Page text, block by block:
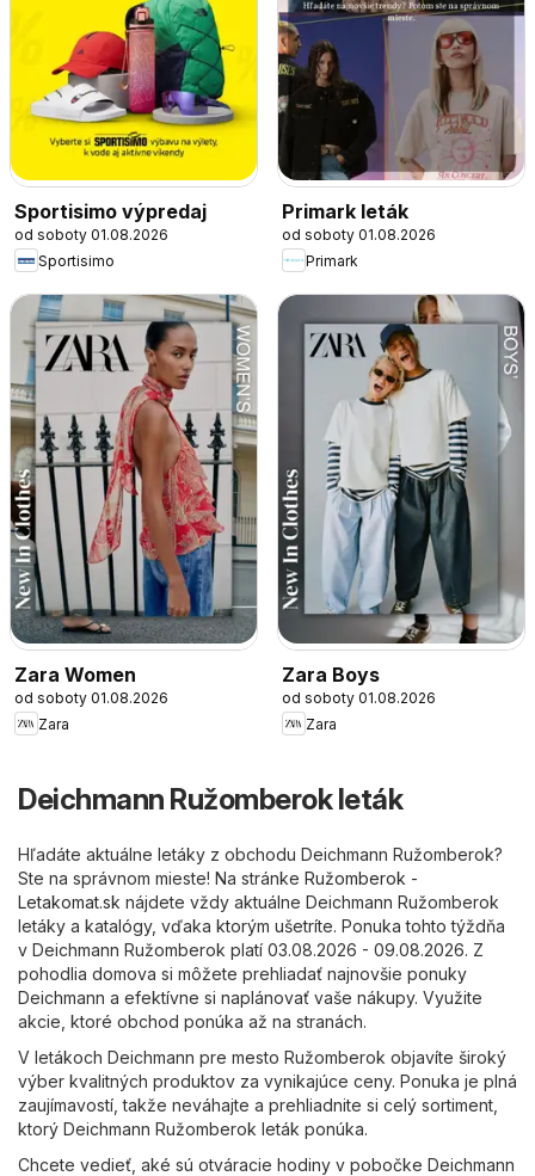
Sportisimo výpredaj
od soboty 01.08.2026
Sportisimo
Primark leták
od soboty 01.08.2026
Primark
Zara Women
od soboty 01.08.2026
Zara
Zara Boys
od soboty 01.08.2026
Zara
Deichmann Ružomberok leták
Hľadáte aktuálne letáky z obchodu Deichmann Ružomberok?
Ste na správnom mieste! Na stránke Ružomberok -
Letakomat.sk nájdete vždy aktuálne Deichmann Ružomberok
letáky a katalógy, vďaka ktorým ušetríte. Ponuka tohto týždňa
v Deichmann Ružomberok platí 03.08.2026 - 09.08.2026. Z
pohodlia domova si môžete prehliadať najnovšie ponuky
Deichmann a efektívne si naplánovať vaše nákupy. Využite
akcie, ktoré obchod ponúka až na stranách.
V letákoch Deichmann pre mesto Ružomberok objavíte široký
výber kvalitných produktov za vynikajúce ceny. Ponuka je plná
zaujímavostí, takže neváhajte a prehliadnite si celý sortiment,
ktorý Deichmann Ružomberok leták ponúka.
Chcete vedieť, aké sú otváracie hodiny v pobočke Deichmann